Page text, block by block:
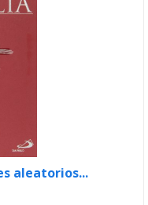
aleatorios...